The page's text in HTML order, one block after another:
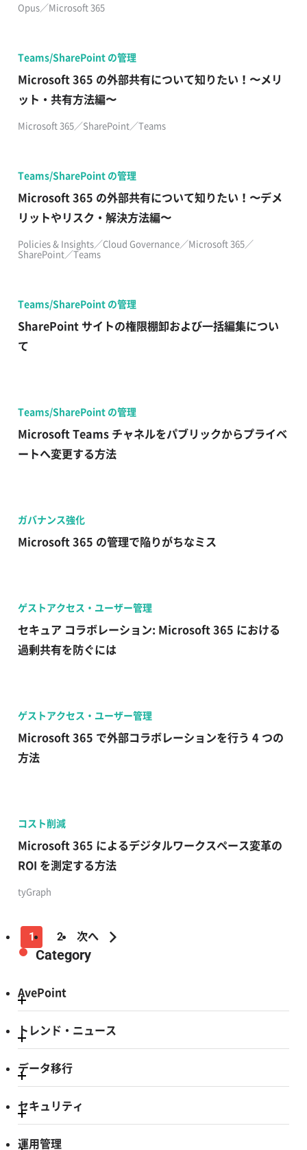
Opus／Microsoft 365
Teams/SharePoint の管理
Microsoft 365 の外部共有について知りたい！〜メリ
ット・共有方法編〜
Microsoft 365／SharePoint／Teams
Teams/SharePoint の管理
Microsoft 365 の外部共有について知りたい！〜デメ
リットやリスク・解決方法編〜
Policies & Insights／Cloud Governance／Microsoft 365／
SharePoint／Teams
Teams/SharePoint の管理
SharePoint サイトの権限棚卸および一括編集につい
て
Teams/SharePoint の管理
Microsoft Teams チャネルをパブリックからプライベ
ートへ変更する方法
ガバナンス強化
Microsoft 365 の管理で陥りがちなミス
ゲストアクセス・ユーザー管理
セキュア コラボレーション: Microsoft 365 における
過剰共有を防ぐには
ゲストアクセス・ユーザー管理
Microsoft 365 で外部コラボレーションを行う 4 つの
方法
コスト削減
Microsoft 365 によるデジタルワークスペース変革の
ROI を測定する方法
tyGraph
1 2 次へ
Category
AvePoint
トレンド・ニュース
データ移行
セキュリティ
運用管理